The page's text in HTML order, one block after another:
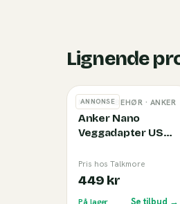
Lignende
ANNONSE
MOBILTILBEHØR · ANKER
Anker Nano
Veggadapter USB-
Pris hos Talkmore
449 kr
På lager Se tilbud →